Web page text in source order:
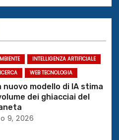
INTELLIGENZA ARTIFICIALE
WEB TECNOLOGIA
nuovo modello di IA stima
dei ghiacciai del
9, 2026